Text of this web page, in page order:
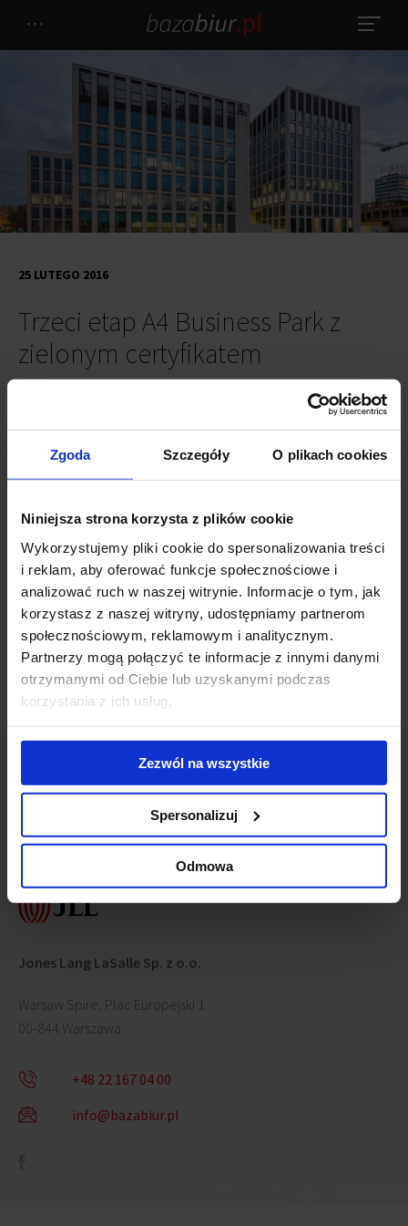
Zgoda Szczegóły O plikach cookies
Niniejsza strona korzysta z plików cookie
Wykorzystujemy pliki cookie do spersonalizowania treści
i reklam, aby oferować funkcje społecznościowe i
analizować ruch w naszej witrynie. Informacje o tym, jak
korzystasz z naszej witryny, udostępniamy partnerom
społecznościowym, reklamowym i analitycznym.
Partnerzy mogą połączyć te informacje z innymi danymi
otrzymanymi od Ciebie lub uzyskanymi podczas
korzystania z ich usług.
Zezwól na wszystkie
Spersonalizuj
Odmowa
Trzeci etap A4 Business Park z
zielonym certyfikatem
25 LUTEGO 2016
realizowanego w Katowicach projektu A4 Business
Park otrzymał certyfikat BREEAM Interim z oceną Very Good.
Podczas certyfikacji biurowiec uzyskał wynik 68,1 procent. Budynki
A4 Business Park to kompleks składający się z 3 nowoczesnych
budynków biurowych o łącznej powierzchni ponad 30 500 m2.
Trzeci, największy etap inwestycji, dostarczy ponad 12 100 m2
powierzchni biurowej do wynajęcia. Zakończenie trzeciego etapu
jest planowane na sierpień 2016 roku.
Skontaktuj się z nami
Jones Lang LaSalle Sp. z o.o.
Warsaw Spire, Plac Europejski 1
00-844 Warszawa
+48 22 167 04 00
info@bazabiur.pl